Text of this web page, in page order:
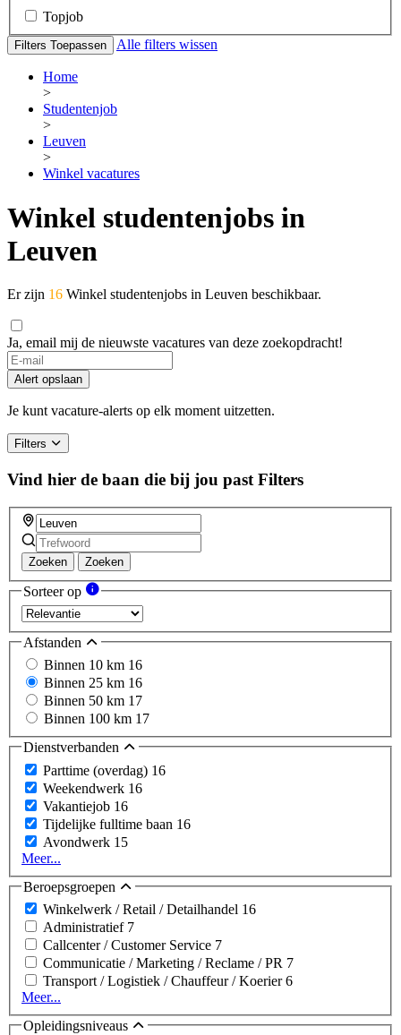
Topjob
Filters Toepassen Alle filters wissen
Home
>
Studentenjob
>
Leuven
>
Winkel vacatures
Winkel studentenjobs in
Leuven
Er zijn 16 Winkel studentenjobs in Leuven beschikbaar.
Ja, email mij de nieuwste vacatures van deze zoekopdracht!
Alert opslaan
Je kunt vacature-alerts op elk moment uitzetten.
Filters
Vind hier de baan die bij jou past Filters
Zoeken Zoeken
Sorteer op
Afstanden
Binnen 10 km 16
Binnen 25 km 16
Binnen 50 km 17
Binnen 100 km 17
Dienstverbanden
Parttime (overdag) 16
Weekendwerk 16
Vakantiejob 16
Tijdelijke fulltime baan 16
Avondwerk 15
Meer...
Beroepsgroepen
Winkelwerk / Retail / Detailhandel 16
Administratief 7
Callcenter / Customer Service 7
Communicatie / Marketing / Reclame / PR 7
Transport / Logistiek / Chauffeur / Koerier6
Meer...
Opleidingsniveaus